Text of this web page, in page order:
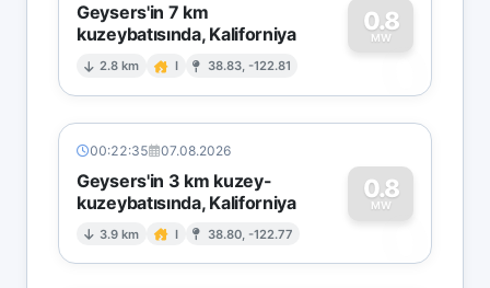
Geysers'in 7 km
kuzeybatısında, Kaliforniya
2.8 km I 38.83, -122.81
0.8
MW
0
00:22:35 07.08.2026
Geysers'in 3 km kuzey-
kuzeybatısında, Kaliforniya
3.9 km I 38.80, -122.77
0.8
MW
0